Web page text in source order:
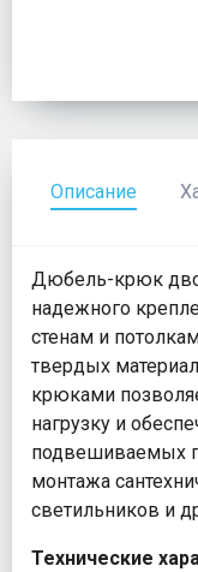
Описание
Дюбель-крюк
надежного
стенам и
твердых
крюками
нагрузку и
подвешиваемых
монтажа
светильников и
Технические